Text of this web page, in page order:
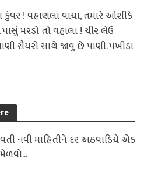
કુંવર ! વહાણલાં વાયા, તમારે ઓશીકે
પાસું મરડો તો વહાલા ! ચીર લેઉં
સૈયરો સાથે જાવું છે પાણી. પંખીડાં
નવી માહિતીને દર અઠવાડિયે એક